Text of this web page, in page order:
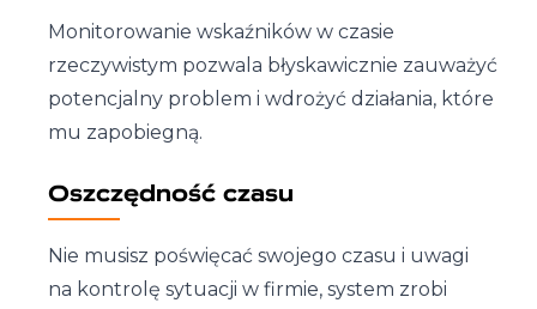
Monitorowanie wskaźników w czasie
rzeczywistym pozwala błyskawicznie zauważyć
potencjalny problem i wdrożyć działania, które
mu zapobiegną.
Oszczędność czasu
Nie musisz poświęcać swojego czasu i uwagi
na kontrolę sytuacji w firmie, system zrobi